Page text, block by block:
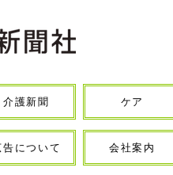
介護新聞 ケア
告について 会社案内